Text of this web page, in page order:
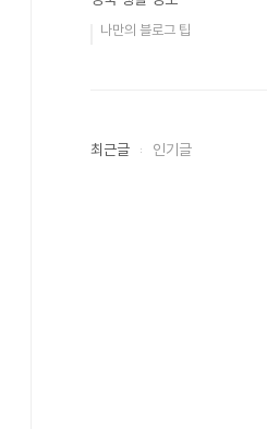
나만의 블로그 팁
최근글 인기글